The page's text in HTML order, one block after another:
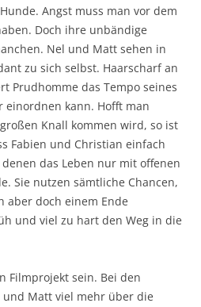
Angst muss man vor dem
Doch ihre unbändige
Nel und Matt sehen in
zu sich selbst. Haarscharf an
Prudhomme das Tempo seines
einordnen kann. Hofft man
Knall kommen wird, so ist
Fabien und Christian einfach
das Leben nur mit offenen
Sie nutzen sämtliche Chancen,
aber doch einem Ende
und viel zu hart den Weg in die
Filmprojekt sein. Bei den
Matt viel mehr über die